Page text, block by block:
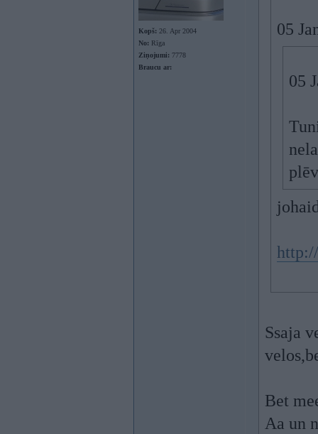
Kopš: 26. Apr 2004
No: Rīga
Ziņojumi: 7778
Braucu ar:
05
05
Ssaja
Bet
Aa un